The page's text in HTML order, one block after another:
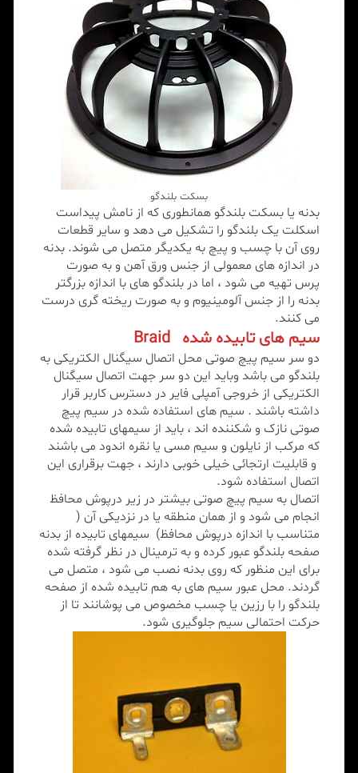
بسکت بلندگو
بدنه یا بسکت بلندگو همانطوری که از نامش پیداست
اسکلت یک بلندگو را تشکیل می دهد و سایر قطعات
روی آن با چسب و پیچ به یکدیگر متصل می شوند. بدنه
در اندازه های معمولی از جنس ورق آهن و به صورت
پرس تهیه می شود ، اما در بلندگو های با اندازه بزرگتر
بدنه را از جنس آلومینیوم و به صورت ریخته گری درست
می کنند.
سیم های تابیده شدهBraid
دو سر سیم پیچ صوتی محل اتصال سیگنال الکتریکی به
بلندگو می باشد وباید این دو سر جهت اتصال سیگنال
الکتریکی از خروجی آمپلی فایر در دسترس کاربر قرار
داشته باشند . سیم های استفاده شده در سیم پیچ
صوتی نازک و شکننده اند ، باید از سیمهای تابیده شده
که مرکب از نایلون و سیم مسی یا نقره اندود می باشند
و قابلیت ارتجائی خیلی خوبی دارند ، جهت برقراری این
اتصال استفاده شود.
اتصال به سیم پیچ صوتی بیشتر در زیر درپوش محافظ
انجام می شود و از همان منطقه یا در نزدیکی آن (
متناسب با اندازه درپوش محافظ) سیمهای تابیده از بدنه
صفحه بلندگو عبور کرده و به ترمینال در نظر گرفته شده
برای این منظور که روی بدنه نصب می شود ، متصل می
گردند. محل عبور سیم های به هم تابیده شده از صفحه
بلندگو را با رزین یا چسب مخصوص می پوشانند تا از
حرکت احتمالی سیم جلوگیری شود.